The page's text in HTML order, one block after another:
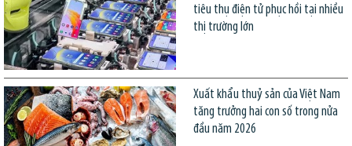
tiêu thụ điện tử phục hồi tại nhiều
thị trường lớn
Xuất khẩu thuỷ sản của Việt Nam
tăng trưởng hai con số trong nửa
đầu năm 2026